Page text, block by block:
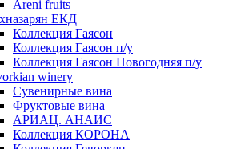
Areni fruits
ЕКД
Коллекция Гаясон
Коллекция Гаясон п/у
Коллекция Гаясон Новогодняя п/у
winery
Сувенирные вина
Фруктовые вина
АРИАЦ. АНАИС
Коллекция КОРОНА